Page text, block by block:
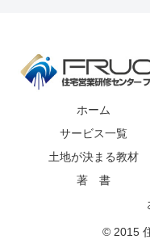
ホーム
サービス一覧
土地が決まる教材
著 書
© 2015